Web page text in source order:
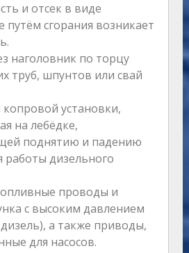
и отсек в виде
путём сгорания возникает
наголовник по торцу
труб, шпунтов или свай
установки,
на лебёдке,
поднятию и падению
работы дизельного
проводы и
с высоким давлением
а также приводы,
для насосов.